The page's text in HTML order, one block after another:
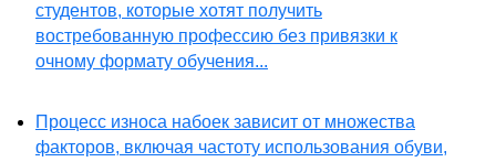
студентов, которые хотят получить
востребованную профессию без привязки к
очному формату обучения...
Процесс износа набоек зависит от множества
факторов, включая частоту использования обуви,